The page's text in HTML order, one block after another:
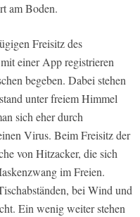
am Boden.
Freisitz des
einer App registrieren
begeben. Dabei stehen
unter freiem Himmel
sich eher durch
Virus. Beim Freisitz der
von Hitzacker, die sich
im Freien.
bei Wind und
Ein wenig weiter stehen